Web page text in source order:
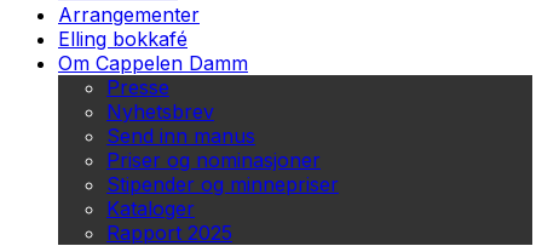
Arrangementer
Elling bokkafé
Om Cappelen Damm
Presse
Nyhetsbrev
Send inn manus
Priser og nominasjoner
Stipender og minnepriser
Kataloger
Rapport 2025